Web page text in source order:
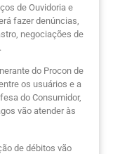
de Ouvidoria e
fazer denúncias,
negociações de
do Procon de
os usuários e a
do Consumidor,
vão atender às
de débitos vão